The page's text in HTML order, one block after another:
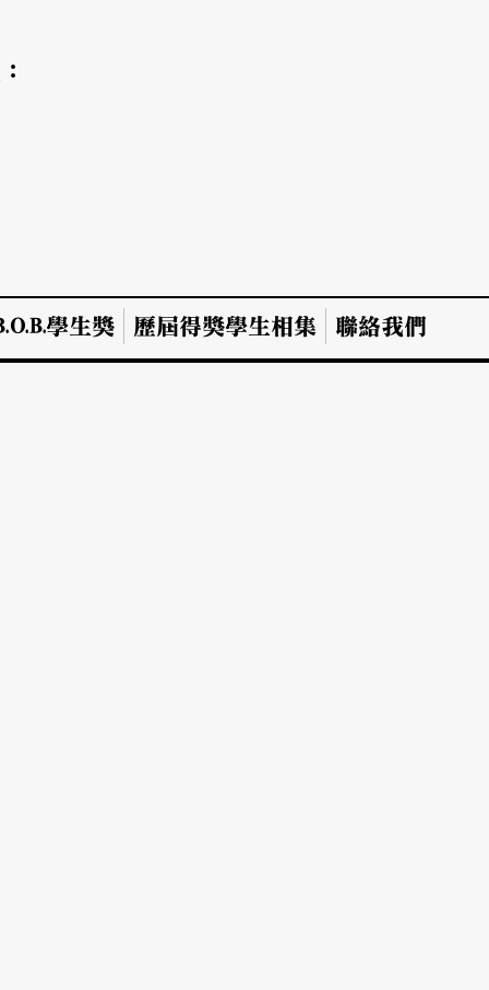
學生獎 歷屆得獎學生相集 聯絡我們